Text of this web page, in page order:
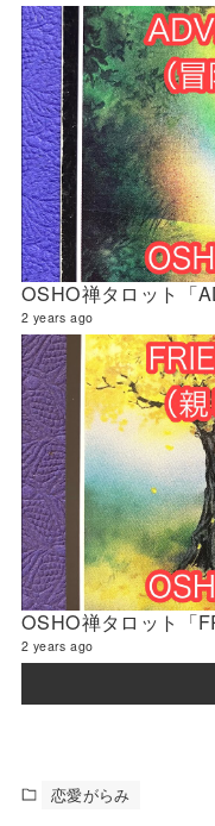
2 years ago
2 years ago
恋愛がらみ